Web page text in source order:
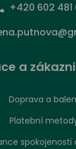
+420 602 481
a
Doprava a
Platební
spokojenosti